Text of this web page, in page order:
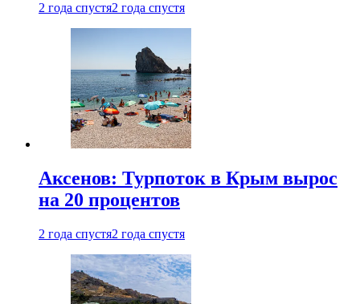
2 года спустя2 года спустя
Аксенов: Турпоток в Крым вырос
на 20 процентов
2 года спустя2 года спустя